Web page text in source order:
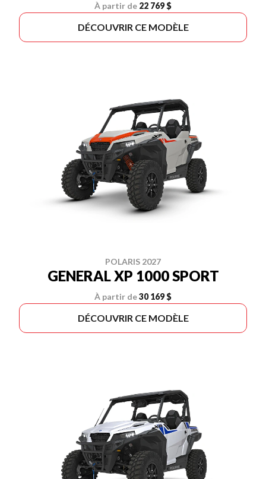
À partir de 22 769 $
DÉCOUVRIR CE MODÈLE
POLARIS 2027
GENERAL XP 1000 SPORT
À partir de30 169 $
DÉCOUVRIR CE MODÈLE